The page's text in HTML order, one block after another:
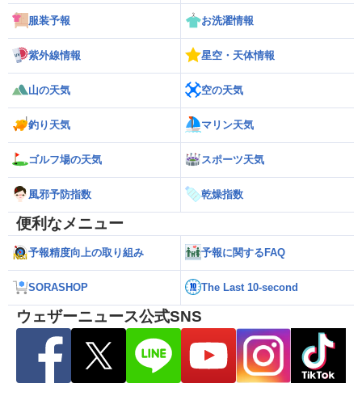
服装予報 お洗濯情報
紫外線情報 星空・天体情報
山の天気 空の天気
釣り天気 マリン天気
ゴルフ場の天気 スポーツ天気
風邪予防指数 乾燥指数
便利なメニュー
予報精度向上の取り組み 予報に関するFAQ
SORASHOP The Last 10-second
ウェザーニュース公式SNS